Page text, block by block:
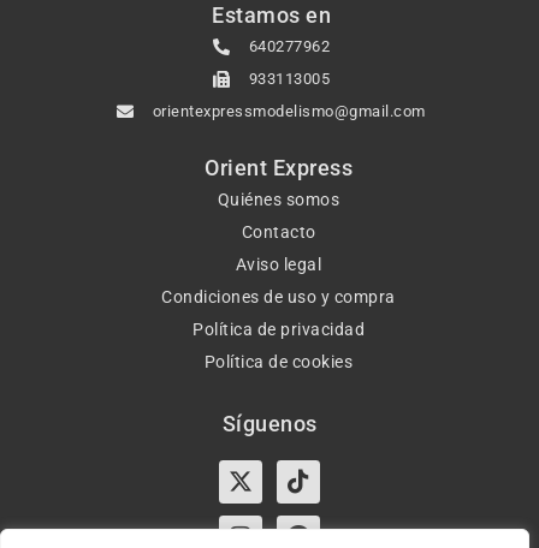
Estamos en
640277962
933113005
orientexpressmodelismo@gmail.com
Orient Express
Quiénes somos
Contacto
Aviso legal
Condiciones de uso y compra
Política de privacidad
Política de cookies
Síguenos
X-
twitter
Tiktok
InstagramFacebook